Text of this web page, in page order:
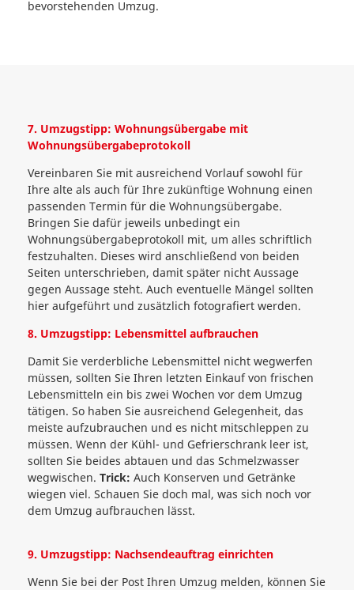
bevorstehenden Umzug.
7. Umzugstipp: Wohnungsübergabe mit
Wohnungsübergabeprotokoll
Vereinbaren Sie mit ausreichend Vorlauf sowohl für
Ihre alte als auch für Ihre zukünftige Wohnung einen
passenden Termin für die Wohnungsübergabe.
Bringen Sie dafür jeweils unbedingt ein
Wohnungsübergabeprotokoll mit, um alles schriftlich
festzuhalten. Dieses wird anschließend von beiden
Seiten unterschrieben, damit später nicht Aussage
gegen Aussage steht. Auch eventuelle Mängel sollten
hier aufgeführt und zusätzlich fotografiert werden.
8. Umzugstipp: Lebensmittel aufbrauchen
Damit Sie verderbliche Lebensmittel nicht wegwerfen
müssen, sollten Sie Ihren letzten Einkauf von frischen
Lebensmitteln ein bis zwei Wochen vor dem Umzug
tätigen. So haben Sie ausreichend Gelegenheit, das
meiste aufzubrauchen und es nicht mitschleppen zu
müssen. Wenn der Kühl- und Gefrierschrank leer ist,
sollten Sie beides abtauen und das Schmelzwasser
wegwischen. Trick: Auch Konserven und Getränke
wiegen viel. Schauen Sie doch mal, was sich noch vor
dem Umzug aufbrauchen lässt.
9. Umzugstipp: Nachsendeauftrag einrichten
Wenn Sie bei der Post Ihren Umzug melden, können Sie